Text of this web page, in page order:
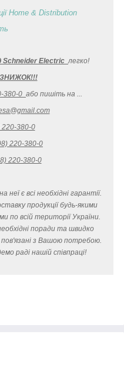
Home & Distribution
Schneider Electric легко!
380-0 або пишіть на ...
220-380-0
220-380-0
220-380-0
на неї є всі необхідні гарантії.
продукції будь-якими
по всій території України.
поради та швидко
з Вашою потребою.
раді нашій співпраці!